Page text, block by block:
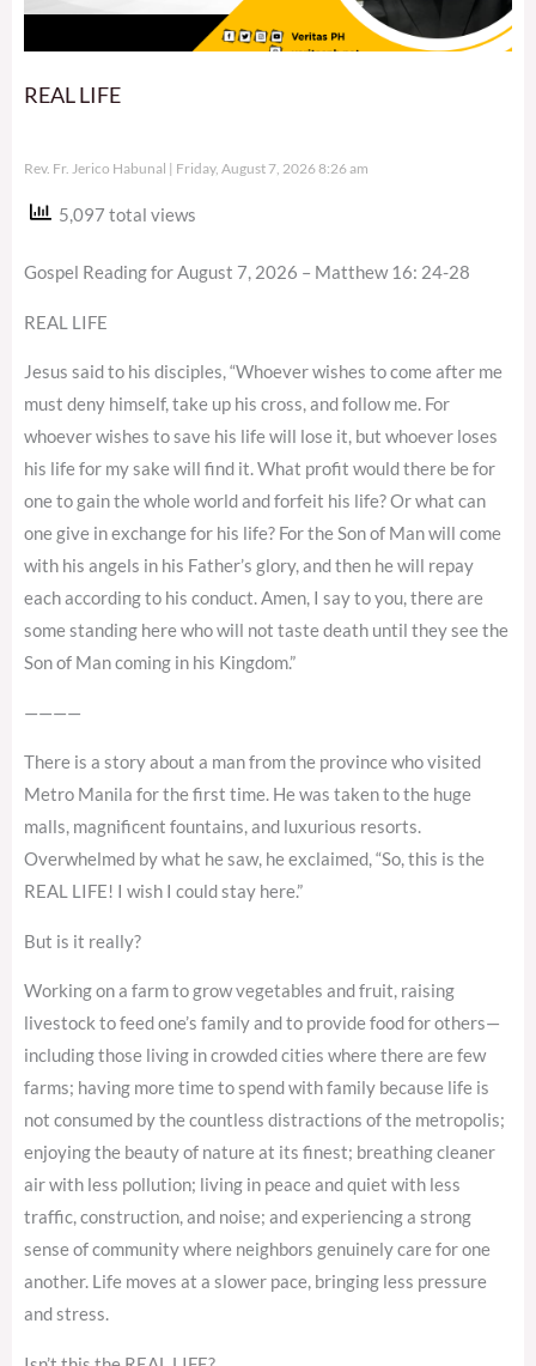
REAL LIFE
Rev. Fr. Jerico Habunal Friday, August 7, 2026 8:26 am
5,097 total views
Gospel Reading for August 7, 2026 – Matthew 16: 24-28
REAL LIFE
Jesus said to his disciples, “Whoever wishes to come after me
must deny himself, take up his cross, and follow me. For
whoever wishes to save his life will lose it, but whoever loses
his life for my sake will find it. What profit would there be for
one to gain the whole world and forfeit his life? Or what can
one give in exchange for his life? For the Son of Man will come
with his angels in his Father’s glory, and then he will repay
each according to his conduct. Amen, I say to you, there are
some standing here who will not taste death until they see the
Son of Man coming in his Kingdom.”
————
There is a story about a man from the province who visited
Metro Manila for the first time. He was taken to the huge
malls, magnificent fountains, and luxurious resorts.
Overwhelmed by what he saw, he exclaimed, “So, this is the
REAL LIFE! I wish I could stay here.”
But is it really?
Working on a farm to grow vegetables and fruit, raising
livestock to feed one’s family and to provide food for others—
including those living in crowded cities where there are few
farms; having more time to spend with family because life is
not consumed by the countless distractions of the metropolis;
enjoying the beauty of nature at its finest; breathing cleaner
air with less pollution; living in peace and quiet with less
traffic, construction, and noise; and experiencing a strong
sense of community where neighbors genuinely care for one
another. Life moves at a slower pace, bringing less pressure
and stress.